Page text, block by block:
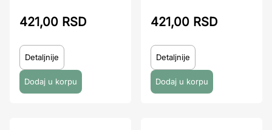
421,00 RSD
Detaljnije
421,00 RSD
Detaljnije